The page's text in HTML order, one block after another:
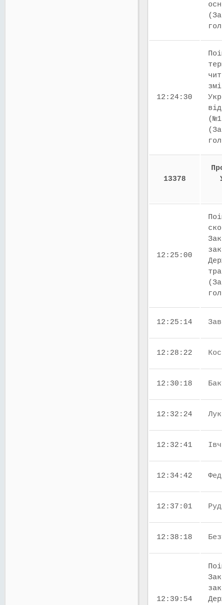
12:24:30
13378
12:25:00
12:25:14
12:28:22
12:30:18
12:32:24
12:32:41
12:34:42
12:37:01
12:38:18
12:39:54